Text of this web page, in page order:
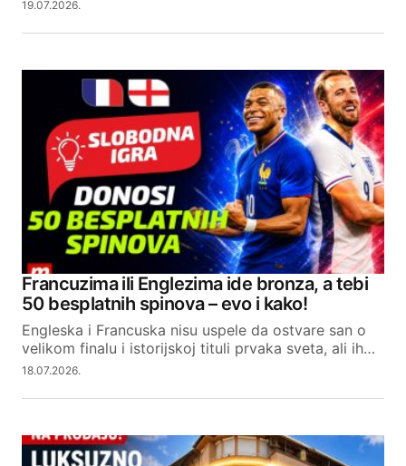
19.07.2026.
Francuzima ili Englezima ide bronza, a tebi
50 besplatnih spinova – evo i kako!
Engleska i Francuska nisu uspele da ostvare san o
velikom finalu i istorijskoj tituli prvaka sveta, ali ih…
18.07.2026.